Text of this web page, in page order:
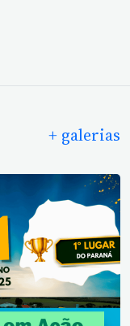
+ galerias